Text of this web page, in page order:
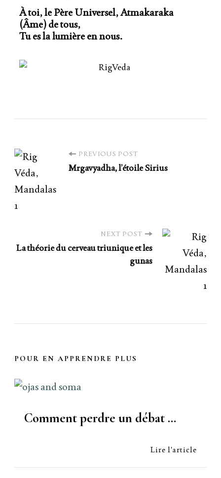
À toi, le Père Universel, Atmakaraka
(Âme) de tous,
Tu es la lumière en nous.
PREVIOUS POST
Mrgavyadha, l’étoile Sirius
NEXT POST
La théorie du cerveau triunique et les
gunas
POUR EN APPRENDRE PLUS
Comment perdre un débat …
Lire l'article